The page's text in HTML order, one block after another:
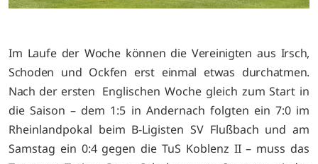
Im Laufe der Woche können die Vereinigten aus Irsch,
Schoden und Ockfen erst einmal etwas durchatmen.
Nach der ersten Englischen Woche gleich zum Start in
die Saison – dem 1:5 in Andernach folgten ein 7:0 im
Rheinlandpokal beim B-Ligisten SV Flußbach und am
Samstag ein 0:4 gegen die TuS Koblenz II – muss das